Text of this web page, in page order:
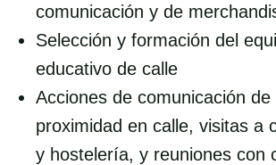
comunicación y de
Selección y formación del
educativo de calle
Acciones de comunicación de
proximidad en calle, visitas a
y hostelería, y reuniones con